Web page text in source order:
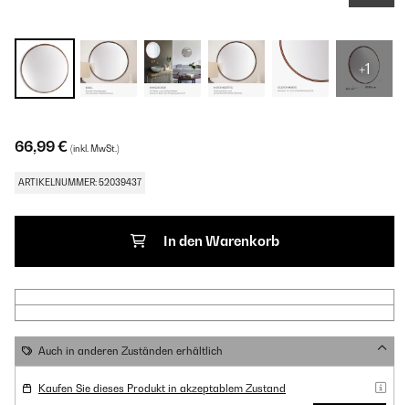
+1
66,99 € (inkl. MwSt.)
ARTIKELNUMMER: 52039437
In den Warenkorb
Auch in anderen Zuständen erhältlich
Kaufen Sie dieses Produkt in akzeptablem Zustand